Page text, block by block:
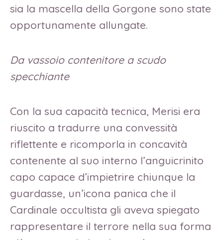
sia la mascella della Gorgone sono state
opportunamente allungate.
Da vassoio contenitore a scudo
specchiante
Con la sua capacità tecnica, Merisi era
riuscito a tradurre una convessità
riflettente e ricomporla in concavità
contenente al suo interno l’anguicrinito
capo capace d’impietrire chiunque la
guardasse, un’icona panica che il
Cardinale occultista gli aveva spiegato
rappresentare il terrore nella sua forma